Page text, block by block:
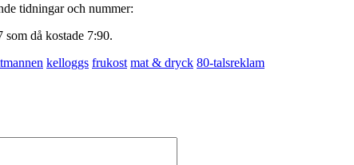
tidningar och nummer:
då kostade 7:90.
kelloggs frukost mat & dryck 80-talsreklam